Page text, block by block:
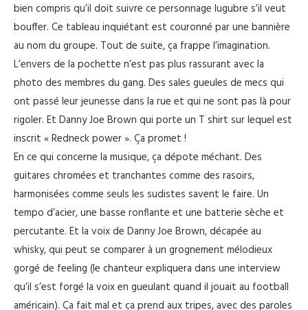
bien compris qu’il doit suivre ce personnage lugubre s’il veut
bouffer. Ce tableau inquiétant est couronné par une bannière
au nom du groupe. Tout de suite, ça frappe l’imagination.
L’envers de la pochette n’est pas plus rassurant avec la
photo des membres du gang. Des sales gueules de mecs qui
ont passé leur jeunesse dans la rue et qui ne sont pas là pour
rigoler. Et Danny Joe Brown qui porte un T shirt sur lequel est
inscrit « Redneck power ». Ça promet !
En ce qui concerne la musique, ça dépote méchant. Des
guitares chromées et tranchantes comme des rasoirs,
harmonisées comme seuls les sudistes savent le faire. Un
tempo d’acier, une basse ronflante et une batterie sèche et
percutante. Et la voix de Danny Joe Brown, décapée au
whisky, qui peut se comparer à un grognement mélodieux
gorgé de feeling (le chanteur expliquera dans une interview
qu’il s’est forgé la voix en gueulant quand il jouait au football
américain). Ça fait mal et ça prend aux tripes, avec des paroles